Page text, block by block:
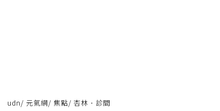
udn/ 元氣網/ 焦點/ 杏林．診間